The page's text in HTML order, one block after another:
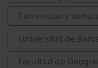
Entrevistas y
Universitat de
Facultad de